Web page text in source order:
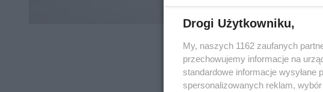
Drogi Użytkowniku,
My, naszych 1162 zaufanych
przechowujemy informacje na
standardowe informacje wysyłane
spersonalizowanych reklam,